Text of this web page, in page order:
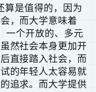
算是值得的，因为
，而大学意味着
一个开放的、多元
然社会本身更加开
直接踏入社会，而
的年轻人太容易就
追求。而大学提供